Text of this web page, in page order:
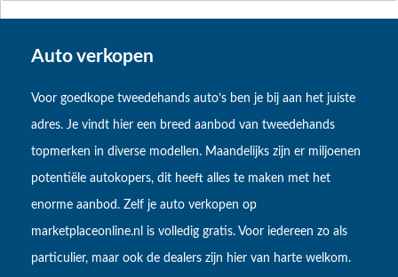
Auto verkopen
Voor goedkope tweedehands auto’s ben je bij aan het juiste
adres. Je vindt hier een breed aanbod van tweedehands
topmerken in diverse modellen. Maandelijks zijn er miljoenen
potentiële autokopers, dit heeft alles te maken met het
enorme aanbod. Zelf je auto verkopen op
marketplaceonline.nl is volledig gratis. Voor iedereen zo als
particulier, maar ook de dealers zijn hier van harte welkom.